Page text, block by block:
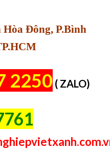
Hòa Đông, P.Bình
2250 ( ZALO)